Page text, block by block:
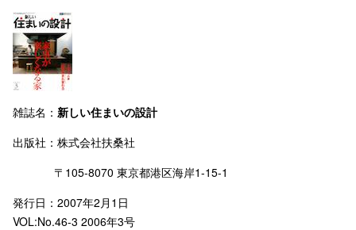
雑誌名： 新しい住まいの設計
出版社：株式会社扶桑社
〒105-8070 東京都港区海岸1-15-1
発行日：2007年2月1日
VOL:No.46-3 2006年3号